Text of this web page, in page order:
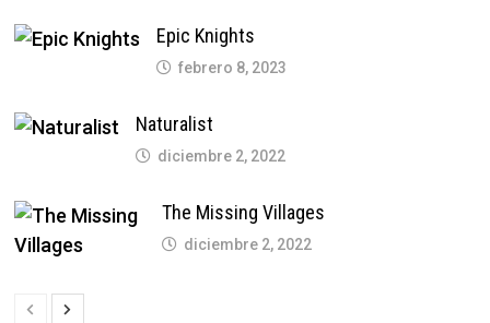
Epic Knights
febrero 8, 2023
Naturalist
diciembre 2, 2022
The Missing Villages
diciembre 2, 2022